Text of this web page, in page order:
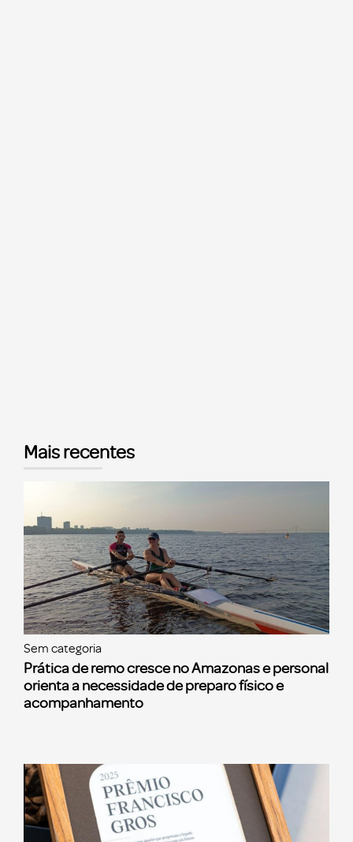
Mais recentes
Sem categoria
Prática de remo cresce no Amazonas e personal
orienta a necessidade de preparo físico e
acompanhamento